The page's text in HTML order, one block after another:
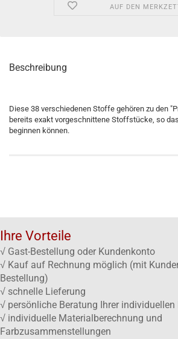
AUF DEN
Beschreibung
Diese 38 verschiedenen Stoffe gehören zu den
bereits exakt vorgeschnittene Stoffstücke, so
beginnen können.
Ihre Vorteile
√ Gast-Bestellung oder Kundenkonto
√ Kauf auf Rechnung möglich (mit
Bestellung)
√ schnelle Lieferung
√ persönliche Beratung Ihrer individuellen
√ individuelle Materialberechnung und
Farbzusammenstellungen